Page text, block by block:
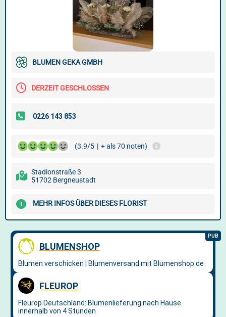
BLUMEN GEKA GMBH
DERZEIT GESCHLOSSEN
(3.9/5 | + als 70 noten)
Stadionstraße 3
51702 Bergneustadt
MEHR INFOS ÜBER DIESES FLORIST